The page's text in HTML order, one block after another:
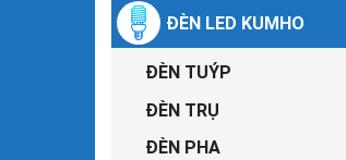
ĐÈN LED KUMHO
ĐÈN TUÝP
ĐÈN TRỤ
ĐÈN PHA